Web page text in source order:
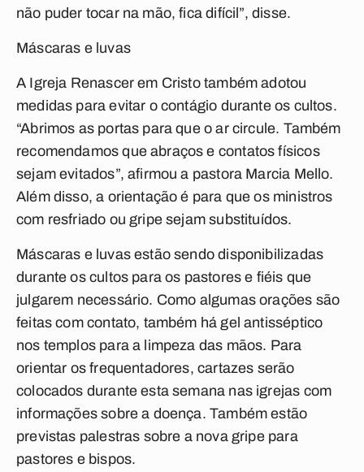
não puder tocar na mão, fica difícil”, disse.
Máscaras e luvas
A Igreja Renascer em Cristo também adotou
medidas para evitar o contágio durante os cultos.
“Abrimos as portas para que o ar circule. Também
recomendamos que abraços e contatos físicos
sejam evitados”, afirmou a pastora Marcia Mello.
Além disso, a orientação é para que os ministros
com resfriado ou gripe sejam substituídos.
Máscaras e luvas estão sendo disponibilizadas
durante os cultos para os pastores e fiéis que
julgarem necessário. Como algumas orações são
feitas com contato, também há gel antisséptico
nos templos para a limpeza das mãos. Para
orientar os frequentadores, cartazes serão
colocados durante esta semana nas igrejas com
informações sobre a doença. Também estão
previstas palestras sobre a nova gripe para
pastores e bispos.